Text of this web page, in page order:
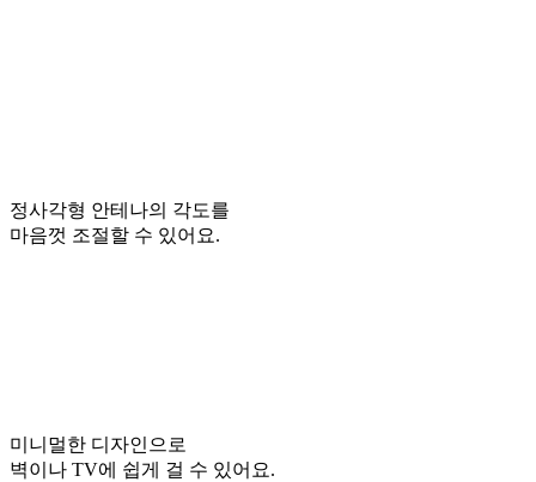
정사각형 안테나의 각도를
마음껏 조절할 수 있어요.
미니멀한 디자인으로
벽이나 TV에 쉽게 걸 수 있어요.